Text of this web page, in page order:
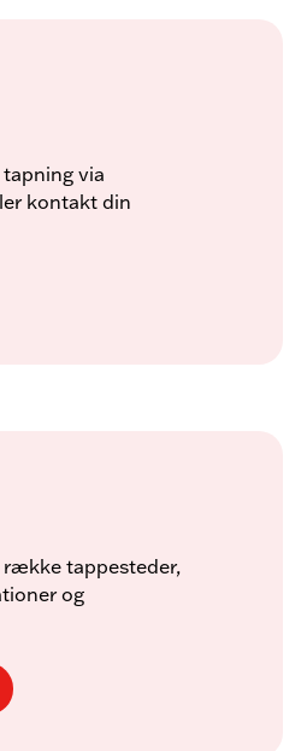
via
kontakt din
række tappesteder,
og